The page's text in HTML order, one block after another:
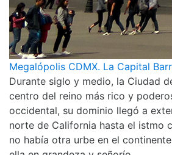
Megalópolis CDMX. La Capital
Durante siglo y medio, la Ciudad
centro del reino más rico y
occidental, su dominio llegó a
norte de California hasta el istmo
no había otra urbe en el